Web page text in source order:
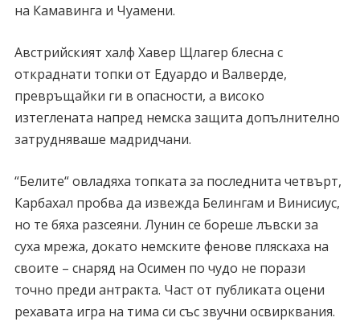
на Камавинга и Чуамени.
Австрийският халф Хавер Щлагер блесна с
откраднати топки от Едуардо и Валверде,
превръщайки ги в опасности, а високо
изтеглената напред немска защита допълнително
затрудняваше мадридчани.
“Белите“ овладяха топката за последнита четвърт,
Карбахал пробва да извежда Белингам и Винисиус,
но те бяха разсеяни. Лунин се бореше лъвски за
суха мрежа, докато немските фенове пляскаха на
своите – снаряд на Осимен по чудо не порази
точно преди антракта. Част от публиката оцени
рехавата игра на тима си със звучни освирквания.